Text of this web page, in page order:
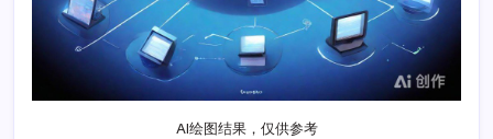
AI绘图结果，仅供参考